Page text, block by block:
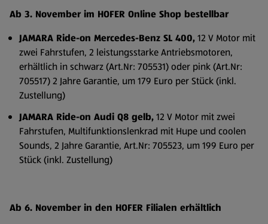
Ab 3. November im HOFER Online Shop bestellbar
JAMARA Ride-on Mercedes-Benz SL 400,12 V Motor mit
zwei Fahrstufen, 2 leistungsstarke Antriebsmotoren,
erhältlich in schwarz (Art.Nr: 705531) oder pink (Art.Nr:
705517) 2 Jahre Garantie, um 179 Euro per Stück (inkl.
Zustellung)
JAMARA Ride-on Audi Q8 gelb,12 V Motor mit zwei
Fahrstufen, Multifunktionslenkrad mit Hupe und coolen
Sounds, 2 Jahre Garantie, Art.Nr: 705523, um 199 Euro per
Stück (inkl. Zustellung)
Ab 6. November in den HOFER Filialen erhältlich